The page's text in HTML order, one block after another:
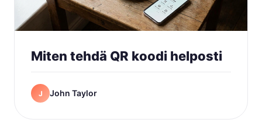
Miten tehdä QR koodi helposti
J John Taylor